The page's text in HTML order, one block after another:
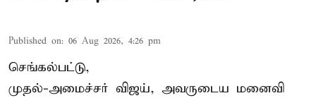
Published on: 06 Aug 2026, 4:26 pm
செங்கல்பட்டு,
முதல்-அமைச்சர் விஜய், அவருடைய மனைவி